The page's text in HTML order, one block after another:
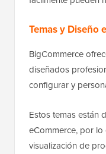
Temas y Diseño
BigCommerce
diseñados
configurar y
Estos temas están
eCommerce, por
visualización de